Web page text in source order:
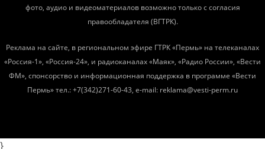
фото, аудио и видеоматериалов возможно только с согласия
правообладателя (ВГТРК).
Реклама на сайте, в региональном эфире ГТРК «Пермь» на телеканалах
«Россия-1», «Россия-24», и радиоканалах «Маяк», «Радио России», «Вести
ФМ», спонсорство и информационная поддержка в программе «Вести
Пермь» тел.: +7(342)271-60-43, e-mail: reklama@vesti-perm.ru
}